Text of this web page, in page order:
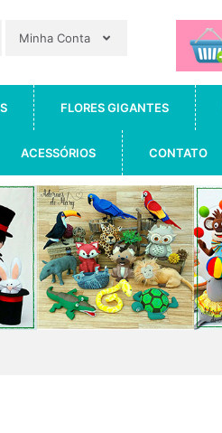
Minha Conta
FLORES GIGANTES
ACESSÓRIOS CONTATO